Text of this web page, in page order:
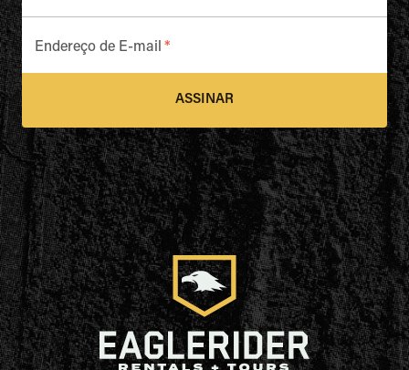
Endereço de E-mail *
ASSINAR